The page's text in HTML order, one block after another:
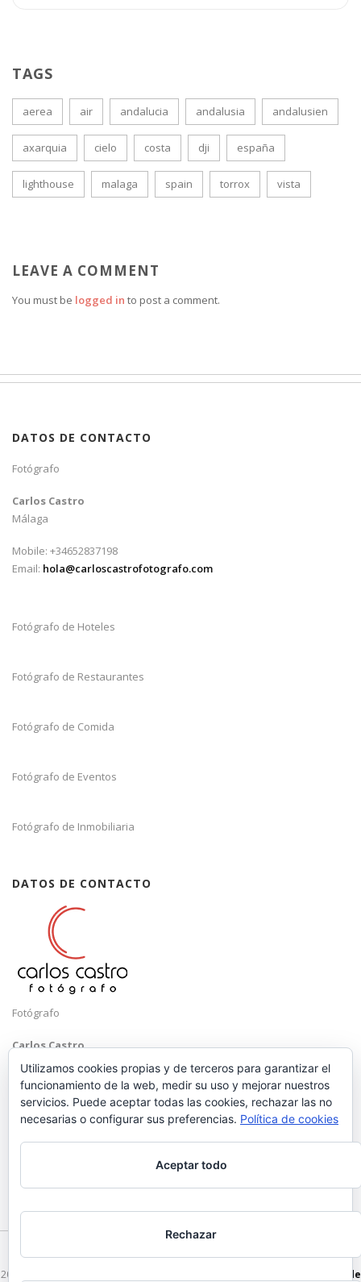
TAGS
aerea air andalucia andalusia andalusien
axarquia cielo costa dji españa
lighthouse malaga spain torrox vista
LEAVE A COMMENT
You must be logged in to post a comment.
DATOS DE CONTACTO
Fotógrafo
Carlos Castro
Málaga
Mobile: +34652837198
Email: hola@carloscastrofotografo.com
Fotógrafo de Hoteles
Fotógrafo de Restaurantes
Fotógrafo de Comida
Fotógrafo de Eventos
Fotógrafo de Inmobiliaria
DATOS DE CONTACTO
Fotógrafo
Carlos Castro
Málaga
Mobile: +34 652 83 71 98
hola@carloscastrofotografo.com
2026 © Carlos Castro Fotógrafo - hola@carloscastrofotografo.com -
Vídeo de
Utilizamos cookies propias y de terceros para garantizar el
funcionamiento de la web, medir su uso y mejorar nuestros
servicios. Puede aceptar todas las cookies, rechazar las no
necesarias o configurar sus preferencias. Política de cookies
Aceptar todo
Rechazar